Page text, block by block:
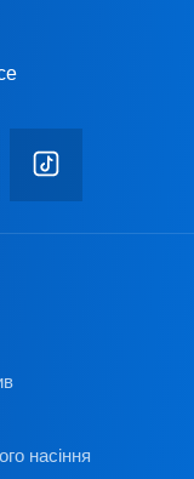
насіння